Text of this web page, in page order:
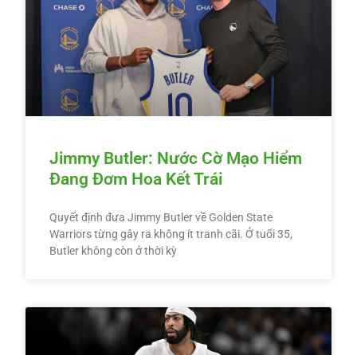
Jimmy Butler: Nước Cờ Mạo Hiểm
Đang Đơm Hoa Kết Trái
Quyết định đưa Jimmy Butler về Golden State
Warriors từng gây ra không ít tranh cãi. Ở tuổi 35,
Butler không còn ở thời kỳ